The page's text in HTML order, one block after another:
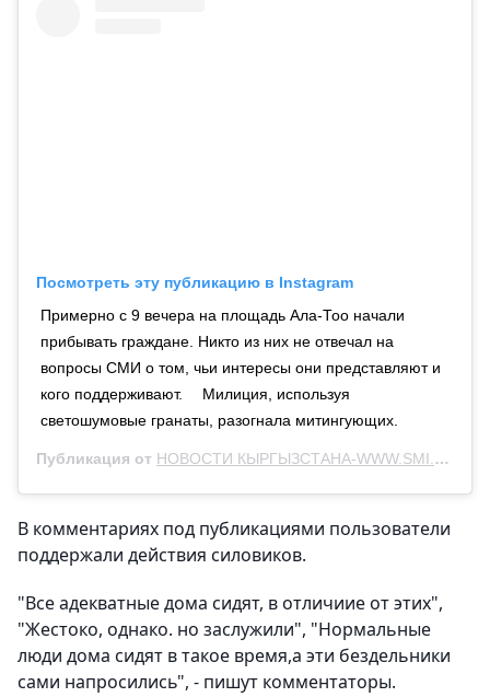
Посмотреть эту публикацию в Instagram
Примерно с 9 вечера на площадь Ала-Тоо начали
прибывать граждане. Никто из них не отвечал на
вопросы СМИ о том, чьи интересы они представляют и
кого поддерживают. ⠀ Милиция, используя
светошумовые гранаты, разогнала митингующих.
Публикация от НОВОСТИ КЫРГЫЗСТАНА-WWW.SMI.KG
В комментариях под публикациями пользователи
поддержали действия силовиков.
"Все адекватные дома сидят, в отличиие от этих",
"Жестоко, однако. но заслужили", "Нормальные
люди дома сидят в такое время,а эти бездельники
сами напросились", - пишут комментаторы.